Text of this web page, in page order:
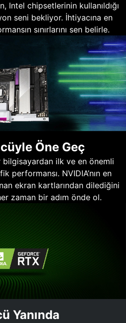
Intel chipsetlerinin kullanıldığı
seni bekliyor. İhtiyacına en
sınırlarını sen belirle.
Öne Geç
bilgisayardan ilk ve en önemli
performansı. NVIDIA’nın en
ekran kartlarından dilediğini
zaman bir adım önde ol.
Yanında